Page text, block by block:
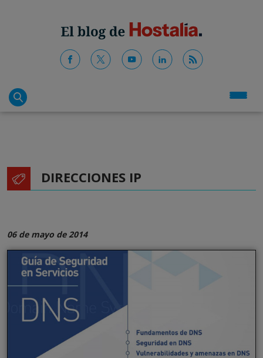
DIRECCIONES IP
06 de mayo de 2014